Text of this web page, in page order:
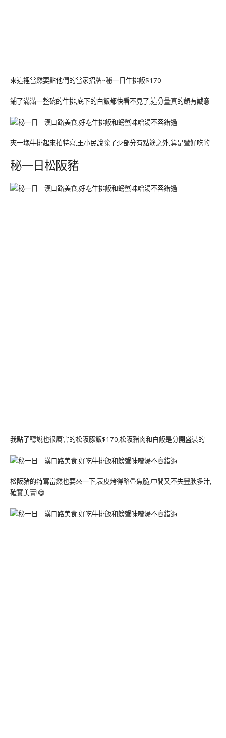
來這裡當然要點他們的當家招牌~秘一日牛排飯$170
鋪了滿滿一整碗的牛排,底下的白飯都快看不見了,這分量真的頗有誠意
夾一塊牛排起來拍特寫,王小民說除了少部分有點筋之外,算是蠻好吃的
秘一日松阪豬
我點了聽說也很厲害的松阪豚飯$170,松阪豬肉和白飯是分開盛裝的
松阪豬的特寫當然也要來一下,表皮烤得略帶焦脆,中間又不失豐腴多汁,
確實美賣!😋